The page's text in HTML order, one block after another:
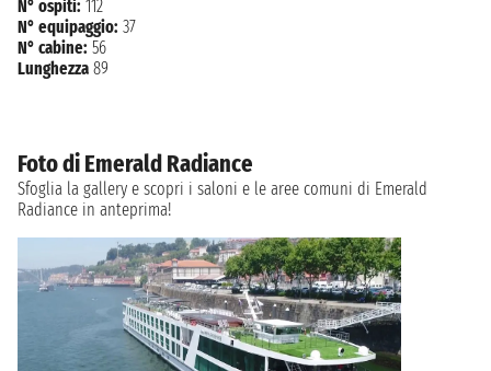
N° ospiti: 112
N° equipaggio: 37
N° cabine: 56
Lunghezza 89
Foto di Emerald Radiance
Sfoglia la gallery e scopri i saloni e le aree comuni di Emerald
Radiance in anteprima!